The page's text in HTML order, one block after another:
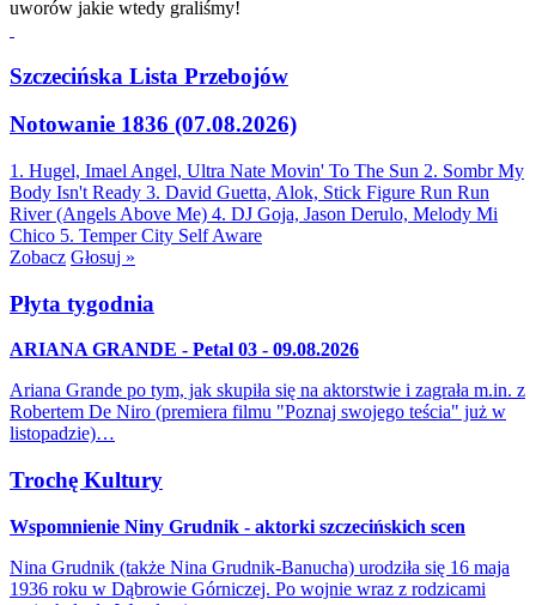
uworów jakie wtedy graliśmy!
Szczecińska Lista Przebojów
Notowanie 1836 (07.08.2026)
1. Hugel, Imael Angel, Ultra Nate Movin' To The Sun 2. Sombr My
Body Isn't Ready 3. David Guetta, Alok, Stick Figure Run Run
River (Angels Above Me) 4. DJ Goja, Jason Derulo, Melody Mi
Chico 5. Temper City Self Aware
Zobacz Głosuj »
Płyta tygodnia
ARIANA GRANDE - Petal 03 - 09.08.2026
Ariana Grande po tym, jak skupiła się na aktorstwie i zagrała m.in. z
Robertem De Niro (premiera filmu "Poznaj swojego teścia" już w
listopadzie)…
Trochę Kultury
Wspomnienie Niny Grudnik - aktorki szczecińskich scen
Nina Grudnik (także Nina Grudnik-Banucha) urodziła się 16 maja
1936 roku w Dąbrowie Górniczej. Po wojnie wraz z rodzicami